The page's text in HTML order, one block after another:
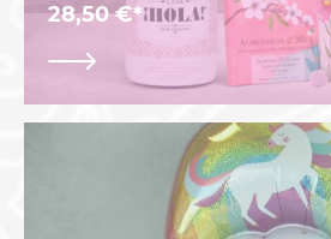
28,50 €*